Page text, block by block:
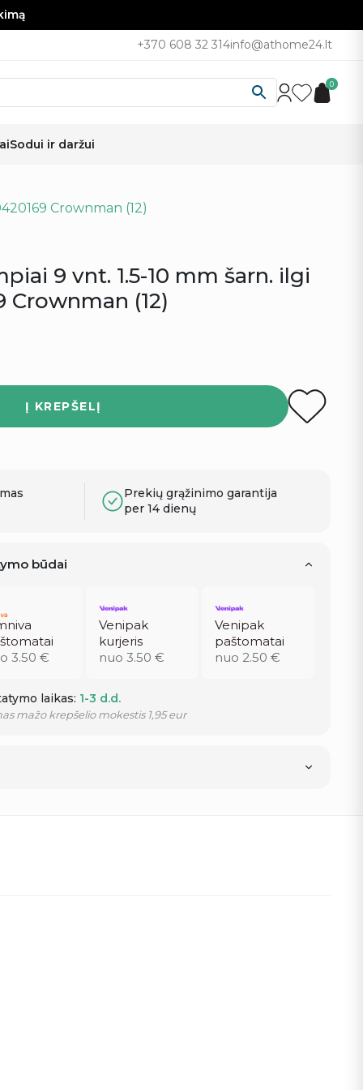
+370 608 32 314info@athome24.lt
0
Sodui ir daržui
Crownman (12)
9 vnt. 1.5-10 mm šarn. ilgi
Crownman (12)
Į KREPŠELĮ
Prekių grąžinimo garantija
per 14 dienų
būdai
3.50 €
Venipak
kurjeris
nuo 3.50 €
Venipak
paštomatai
nuo 2.50 €
laikas: 1-3 d.d.
mažo krepšelio mokestis 1,95 eur